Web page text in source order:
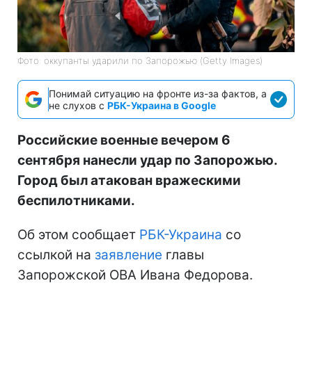
Фото: оккупанты ударили по Запорожью (Getty Images)
Понимай ситуацию на фронте из-за фактов, а
не слухов с РБК-Украина в Google
Российские военные вечером 6
сентября нанесли удар по Запорожью.
Город был атакован вражескими
беспилотниками.
Об этом сообщает РБК-Украина со
ссылкой на заявление главы
Запорожской ОВА Ивана Федорова.